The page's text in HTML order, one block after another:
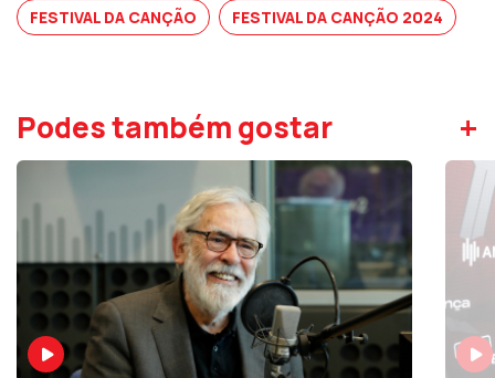
FESTIVAL DA CANÇÃO FESTIVAL DA CANÇÃO 2024
Podes também gostar +